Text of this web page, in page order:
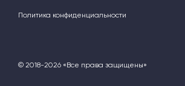
Политика конфиденциальности
© 2018-2026 «Все права защищены»